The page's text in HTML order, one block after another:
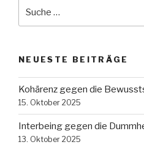
NEUESTE BEITRÄGE
Kohärenz gegen die
15. Oktober 2025
Interbeing gegen die
13. Oktober 2025